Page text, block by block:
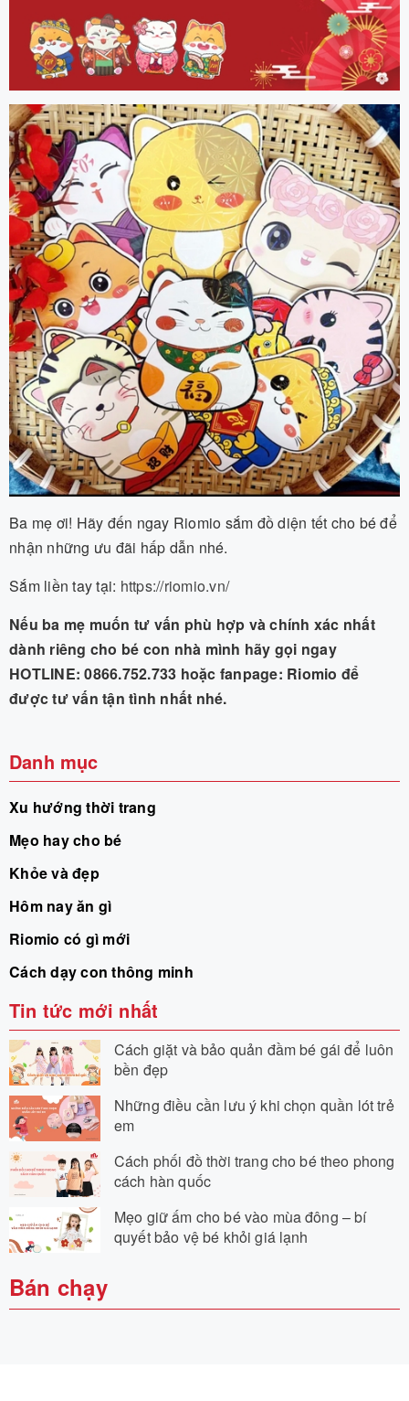
Ba mẹ ơi! Hãy đến ngay Riomio sắm đồ diện tết cho bé để
nhận những ưu đãi hấp dẫn nhé.
Sắm liền tay tại: https://riomio.vn/
Nếu ba mẹ muốn tư vấn phù hợp và chính xác nhất
dành riêng cho bé con nhà mình hãy gọi ngay
HOTLINE: 0866.752.733 hoặc fanpage: Riomio để
được tư vấn tận tình nhất nhé.
Danh mục
Xu hướng thời trang
Mẹo hay cho bé
Khỏe và đẹp
Hôm nay ăn gì
Riomio có gì mới
Cách dạy con thông minh
Tin tức mới nhất
Cách giặt và bảo quản đầm bé gái để luôn
bền đẹp
Những điều cần lưu ý khi chọn quần lót trẻ
em
Cách phối đồ thời trang cho bé theo phong
cách hàn quốc
Mẹo giữ ấm cho bé vào mùa đông – bí
quyết bảo vệ bé khỏi giá lạnh
Bán chạy